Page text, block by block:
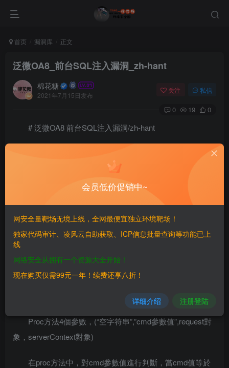
首页 漏洞库 正文
泛微OA8_前台SQL注入漏洞_zh-hant
棉花糖
2021年7月15日发布
关注 私信
0 19 0
# 泛微OA8 前台SQL注入漏洞/zh-hant
getdata.jsp 中，直接將 request
weaver.hrm.common.AjaxManager.getData(HttpSer
vletRequest,ServletContext) :
方法處理
在getData方法中，判斷請求裡cmd參數是否為空，如果
Proc方法4個參數，(“空字符串”,”cmd參數值”,request對
象，serverContext對象)
在proc方法中，對cmd參數值進行判斷，當cmd值等於
会员低价促销中~
网安全量靶场无境上线，全网最便宜独立环境靶场！
独家代码审计、凌风云自助获取、ICP信息批量查询等功能已上
线
网络安全从拥有一个资源大全开始！
现在购买仅需99元一年！续费还享八折！
详细介绍 注册登陆